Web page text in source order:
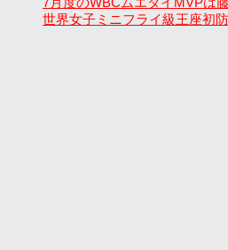
世界女子ミニフライ級王座初